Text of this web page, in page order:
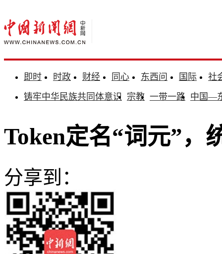
即时 时政 财经 同心 东西问 国际
社
铸牢中华民族共同体意识 宗教 一带一路 中国—
Token定名“词元”，
分享到：